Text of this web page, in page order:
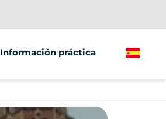
Información práctica Spanish